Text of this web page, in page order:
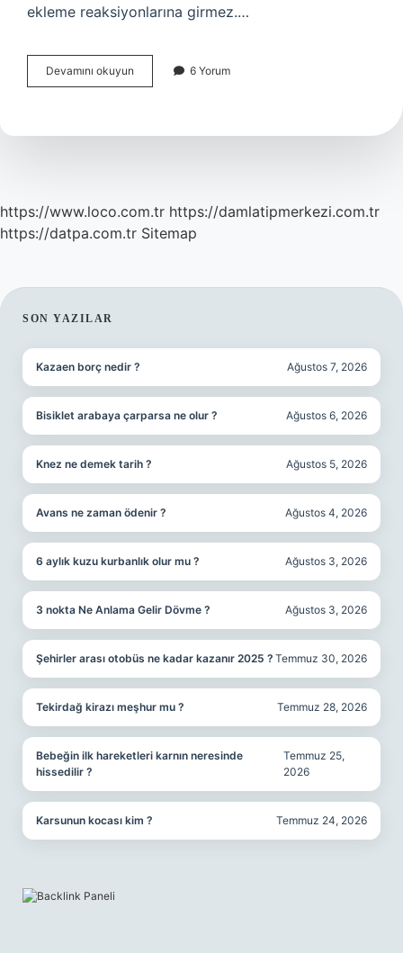
ekleme reaksiyonlarına girmez.…
Devamını okuyun
Katılma
Mi
6 Yorum
https://www.loco.com.tr https://damlatipmerkezi.com.tr
https://datpa.com.tr Sitemap
SIDEBAR
SON YAZILAR
Kazaen borç nedir ? Ağustos 7, 2026
Bisiklet arabaya çarparsa ne olur ? Ağustos 6, 2026
Knez ne demek tarih ? Ağustos 5, 2026
Avans ne zaman ödenir ? Ağustos 4, 2026
6 aylık kuzu kurbanlık olur mu ? Ağustos 3, 2026
3 nokta Ne Anlama Gelir Dövme ? Ağustos 3, 2026
Şehirler arası otobüs ne kadar kazanır 2025 ? Temmuz 30, 2026
Tekirdağ kirazı meşhur mu ? Temmuz 28, 2026
Bebeğin ilk hareketleri karnın neresinde
hissedilir ?
Temmuz 25,
2026
Karsunun kocası kim ? Temmuz 24, 2026